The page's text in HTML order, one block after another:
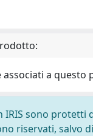
associati a questo
IRIS sono protetti
riservati, salvo